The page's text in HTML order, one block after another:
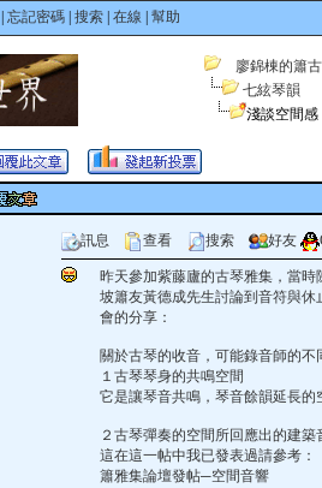
忘記密碼| 搜索| 在線 幫助
廖錦棟的簫
七絃琴韻
淺談空間感
訊息 查看 搜索 好友
昨天參加紫藤廬的古琴雅集，當
坡簫友黃德成先生討論到音符與
會的分享：
關於古琴的收音，可能錄音師的
１古琴琴身的共鳴空間
它是讓琴音共鳴，琴音餘韻延長的
２古琴彈奏的空間所回應出的建築
這在這一帖中我已發表過請參考：
簫雅集論壇發帖─空間音響